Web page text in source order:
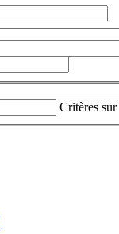
Critères sur